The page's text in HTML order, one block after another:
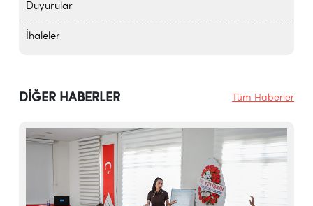
Duyurular
İhaleler
DİĞER HABERLER Tüm Haberler